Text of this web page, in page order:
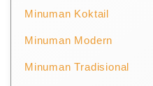
Minuman Koktail
Minuman Modern
Minuman Tradisional